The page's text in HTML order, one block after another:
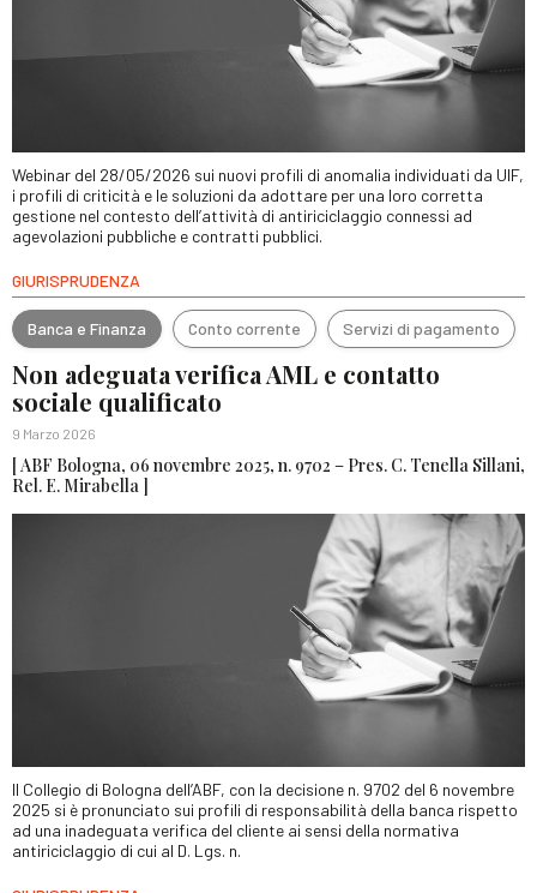
Webinar del 28/05/2026 sui nuovi profili di anomalia individuati da UIF,
i profili di criticità e le soluzioni da adottare per una loro corretta
gestione nel contesto dell’attività di antiriciclaggio connessi ad
agevolazioni pubbliche e contratti pubblici.
GIURISPRUDENZA
Banca e Finanza Conto corrente Servizi di pagamento
Non adeguata verifica AML e contatto
sociale qualificato
9 Marzo 2026
[ ABF Bologna, 06 novembre 2025, n. 9702 – Pres. C. Tenella Sillani,
Rel. E. Mirabella ]
Il Collegio di Bologna dell’ABF, con la decisione n. 9702 del 6 novembre
2025 si è pronunciato sui profili di responsabilità della banca rispetto
ad una inadeguata verifica del cliente ai sensi della normativa
antiriciclaggio di cui al D. Lgs. n.